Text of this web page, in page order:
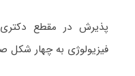
پذیرش در مقطع
فیزیولوژی به چهار شکل